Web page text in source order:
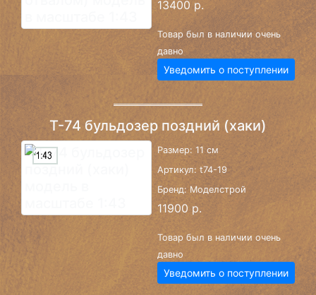
13400 р.
Товар был в наличии очень
давно
Уведомить о поступлении
Т-74 бульдозер поздний (хаки)
Размер: 11 см
Артикул: t74-19
Бренд: Моделстрой
11900 р.
Товар был в наличии очень
давно
Уведомить о поступлении